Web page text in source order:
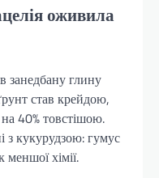
оживила
занедбану глину
став крейдою,
40% товстішою.
з кукурудзою: гумус
хімії.